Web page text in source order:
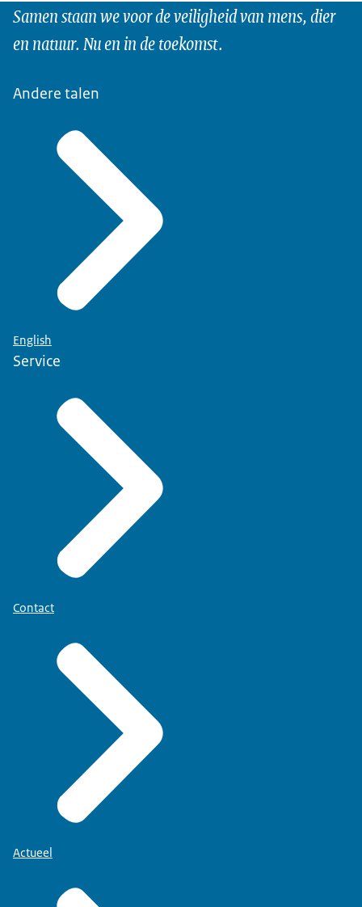
Samen staan we voor de veiligheid van mens, dier
en natuur. Nu en in de toekomst.
Andere talen
English
Service
Contact
Actueel